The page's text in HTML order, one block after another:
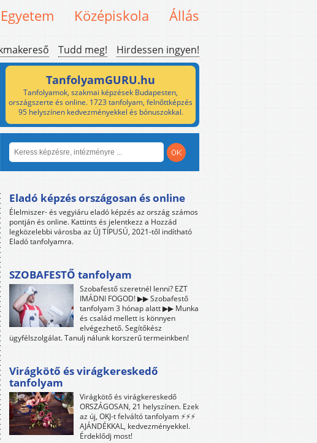
Egyetem Középiskola Állás
Tudd meg! Hirdessen ingyen!
TanfolyamGURU.hu
Tanfolyamok, szakmai képzések Budapesten,
országszerte és online. 1723 tanfolyam, felnőttképzés
95 helyszínen kedvezményekkel és bónuszokkal.
Eladó képzés országosan és online
Élelmiszer- és vegyiáru eladó képzés az ország számos
pontján és online. Kattints és jelentkezz a Hozzád
legközelebbi városba az ÚJ TÍPUSÚ, 2021-től indítható
Eladó tanfolyamra.
SZOBAFESTŐ tanfolyam
Szobafestő szeretnél lenni? EZT
IMÁDNI FOGOD! ▶▶ Szobafestő
tanfolyam 3 hónap alatt ▶▶ Munka
és család mellett is könnyen
elvégezhető. Segítőkész
ügyfélszolgálat. Tanulj nálunk korszerű termeinkben!
Virágkötő és virágkereskedő
tanfolyam
Virágkötő és virágkereskedő
ORSZÁGOSAN, 21 helyszínen. Ezek
az új, OKJ-t felváltó tanfolyam ⚡⚡⚡
AJÁNDÉKKAL, kedvezményekkel.
Érdeklődj most!